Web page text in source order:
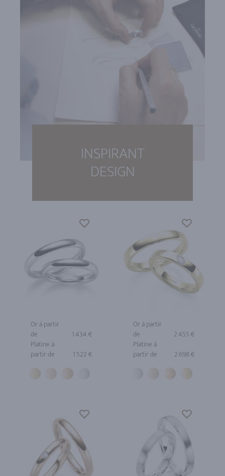
INSPIRANT
DESIGN
Or à partir
de
1 434 €
Platine à
partir de
1 522 €
Or à partir
de
2 455 €
Platine à
partir de
2 698 €